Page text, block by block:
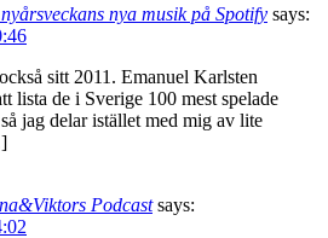
nya musik på Spotify says:
sitt 2011. Emanuel Karlsten
lista de i Sverige 100 mest spelade
jag delar istället med mig av lite
Podcast says: